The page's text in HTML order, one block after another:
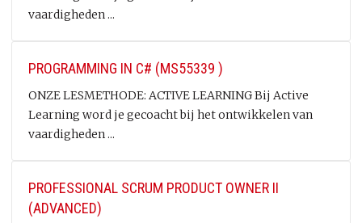
vaardigheden ...
PROGRAMMING IN C# (MS55339 )
ONZE LESMETHODE: ACTIVE LEARNING Bij Active
Learning word je gecoacht bij het ontwikkelen van
vaardigheden ...
PROFESSIONAL SCRUM PRODUCT OWNER II
(ADVANCED)